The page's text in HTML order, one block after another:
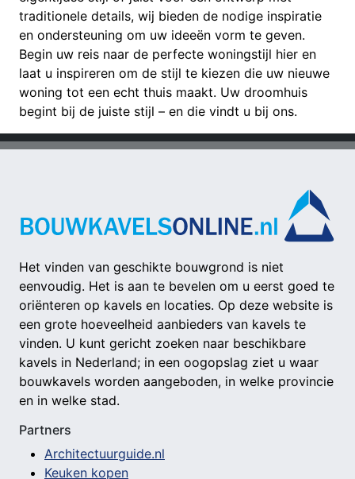
traditionele details, wij bieden de nodige inspiratie
en ondersteuning om uw ideeën vorm te geven.
Begin uw reis naar de perfecte woningstijl hier en
laat u inspireren om de stijl te kiezen die uw nieuwe
woning tot een echt thuis maakt. Uw droomhuis
begint bij de juiste stijl – en die vindt u bij ons.
Het vinden van geschikte bouwgrond is niet
eenvoudig. Het is aan te bevelen om u eerst goed te
oriënteren op kavels en locaties. Op deze website is
een grote hoeveelheid aanbieders van kavels te
vinden. U kunt gericht zoeken naar beschikbare
kavels in Nederland; in een oogopslag ziet u waar
bouwkavels worden aangeboden, in welke provincie
en in welke stad.
Partners
Architectuurguide.nl
Keuken kopen